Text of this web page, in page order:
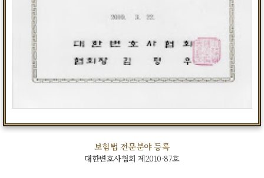
보험법 전문분야 등록
대한변호사협회 제2010-87호